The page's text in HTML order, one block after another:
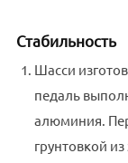
Стабильность
Шасси
педаль
алюминия.
грунтовкой